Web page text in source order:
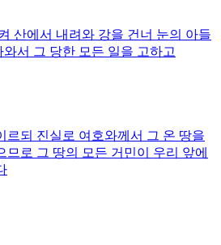
산에서 내려와 강을 건너 눈의 아들
서 그 당한 모든 일을 고하고
르되 진실로 여호와께서 그 온 땅을
므로 그 땅의 모든 거민이 우리 앞에